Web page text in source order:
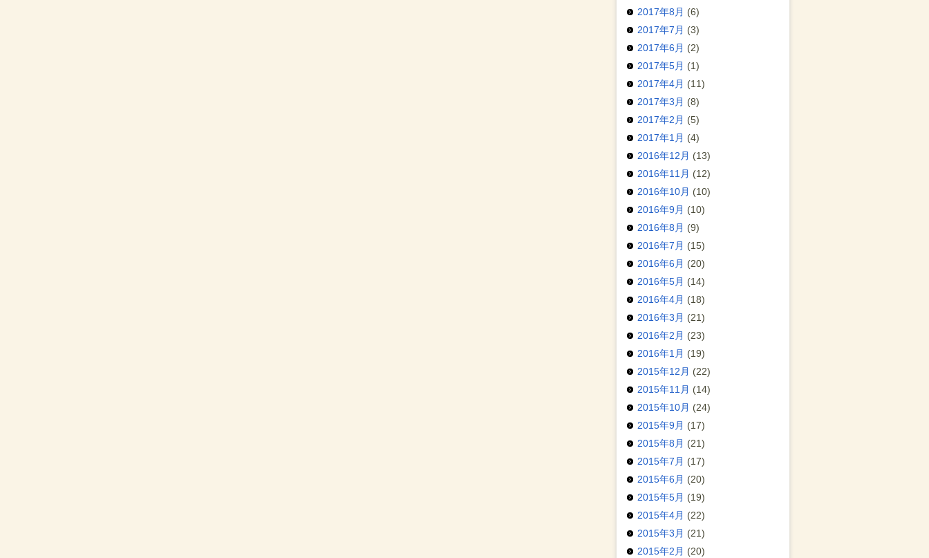
2017年8月 (6)
2017年7月 (3)
2017年6月 (2)
2017年5月 (1)
2017年4月 (11)
2017年3月 (8)
2017年2月 (5)
2017年1月 (4)
2016年12月 (13)
2016年11月 (12)
2016年10月 (10)
2016年9月 (10)
2016年8月 (9)
2016年7月 (15)
2016年6月 (20)
2016年5月 (14)
2016年4月 (18)
2016年3月 (21)
2016年2月 (23)
2016年1月 (19)
2015年12月 (22)
2015年11月 (14)
2015年10月 (24)
2015年9月 (17)
2015年8月 (21)
2015年7月 (17)
2015年6月 (20)
2015年5月 (19)
2015年4月 (22)
2015年3月 (21)
2015年2月 (20)